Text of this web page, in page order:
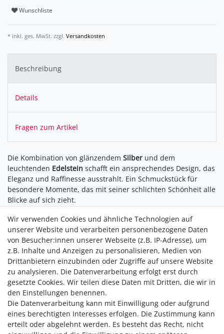
Wunschliste
* inkl. ges. MwSt. zzgl. Versandkosten
Beschreibung
Details
Fragen zum Artikel
Die Kombination von glänzendem Silber und dem
leuchtenden Edelstein schafft ein ansprechendes Design, das
Eleganz und Raffinesse ausstrahlt. Ein Schmuckstück für
besondere Momente, das mit seiner schlichten Schönheit alle
Blicke auf sich zieht.
Versandkostenfrei ab 40,-€
Zahlung
Versand
Wir verwenden Cookies und ähnliche Technologien auf
unserer Website und verarbeiten personenbezogene Daten
von Besucher:innen unserer Webseite (z.B. IP-Adresse), um
z.B. Inhalte und Anzeigen zu personalisieren, Medien von
Drittanbietern einzubinden oder Zugriffe auf unsere Website
zu analysieren. Die Datenverarbeitung erfolgt erst durch
gesetzte Cookies. Wir teilen diese Daten mit Dritten, die wir in
den Einstellungen benennen.
Die Datenverarbeitung kann mit Einwilligung oder aufgrund
eines berechtigten Interesses erfolgen. Die Zustimmung kann
erteilt oder abgelehnt werden. Es besteht das Recht, nicht